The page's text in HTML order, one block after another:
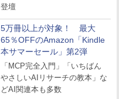
登壇
5万冊以上が対象！ 最大
65％OFFのAmazon「Kindle
本サマーセール」第2弾
「MCP完全入門」「いちばん
やさしいAIリサーチの教本」な
どAI関連本も多数